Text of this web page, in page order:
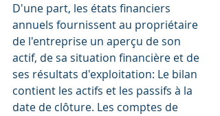
D'une part, les états financiers
annuels fournissent au propriétaire
de l'entreprise un aperçu de son
actif, de sa situation financière et de
ses résultats d'exploitation: Le bilan
contient les actifs et les passifs à la
date de clôture. Les comptes de